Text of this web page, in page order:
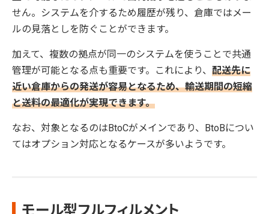
せん。システムを介するため履歴が残り、倉庫ではメー
ルの見落としを防ぐことができます。
加えて、複数の拠点が同一のシステムを使うことで共通
管理が可能となる点も重要です。これにより、 配送先に
近い倉庫からの発送が容易となるため、輸送期間の短縮
と送料の最適化が実現できます。
なお、対象となるのはBtoCがメインであり、BtoBについ
てはオプション対応となるケースが多いようです。
モール型フルフィルメント